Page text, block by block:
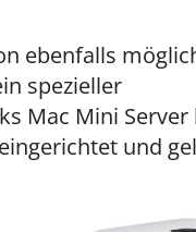
ebenfalls
spezieller
Mac Mini
und